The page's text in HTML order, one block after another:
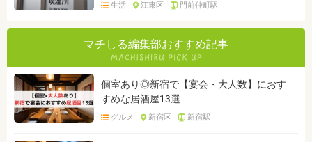
生活 江東区 門前仲町駅
マチしる編集部おすすめ記事
個室あり◎新宿で【宴会・大人数】におす
すめな居酒屋13選
グルメ 新宿区 新宿駅